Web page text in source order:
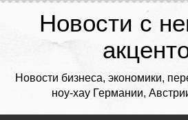
Новости с
Новости бизнеса, экономики,
ноу-хау Германии,